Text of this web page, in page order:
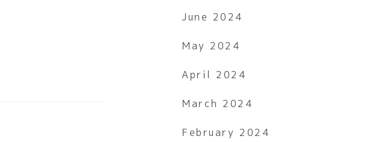
June 2024
May 2024
April 2024
March 2024
February 2024